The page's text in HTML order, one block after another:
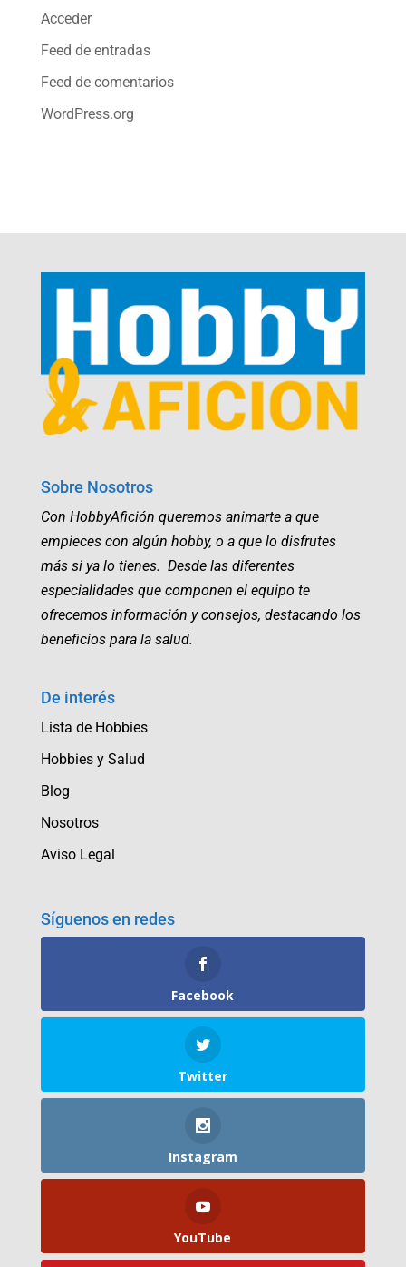
Acceder
Feed de entradas
Feed de comentarios
WordPress.org
Sobre Nosotros
Con HobbyAfición queremos animarte a que
empieces con algún hobby, o a que lo disfrutes
más si ya lo tienes. Desde las diferentes
especialidades que componen el equipo te
ofrecemos información y consejos, destacando los
beneficios para la salud.
De interés
Lista de Hobbies
Hobbies y Salud
Blog
Nosotros
Aviso Legal
Síguenos en redes
Facebook
Twitter
Instagram
YouTube